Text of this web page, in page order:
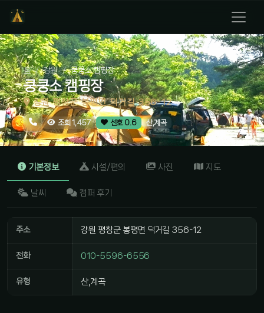
홈 강원 쿵쿵소 캠핑장
쿵쿵소 캠핑장
강원 평창군 봉평면 덕거길 356-12
조회 1,457 선호 0.6 산,계곡
기본정보 시설/편의 사진 지도
날씨 캠퍼 후기
주소 강원 평창군 봉평면 덕거길 356-12
전화 010-5596-6556
유형 산,계곡